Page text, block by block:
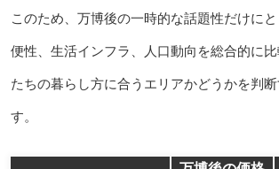
このため、万博後の一時的な話題性だけに
便性、生活インフラ、人口動向を総合的に
たちの暮らし方に合うエリアかどうかを判
す。